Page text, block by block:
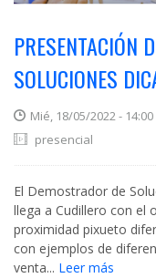
PRESENTACIÓN
SOLUCIONES
Mié, 18/05/2022 - 14:00
presencial
El Demostrador de
llega a Cudillero con el
proximidad pixueto
con ejemplos de
venta... Leer más